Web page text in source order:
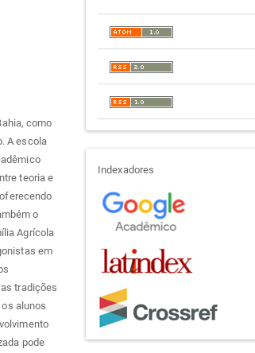
como
A escola
teoria e
o
Agrícola
em
tradições
alunos
pode
Indexadores